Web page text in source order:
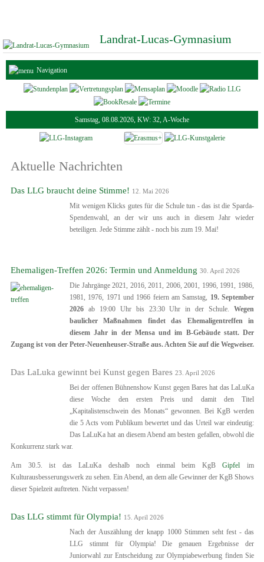
Landrat-Lucas-Gymnasium
Navigation
Samstag, 08.08.2026, KW: 32, A-Woche
Aktuelle Nachrichten
Das LLG braucht deine Stimme! 12. Mai 2026
Mit wenigen Klicks gutes für die Schule tun - das ist die Sparda-
Spendenwahl, an der wir uns auch in diesem Jahr wieder
beteiligen. Jede Stimme zählt - noch bis zum 19. Mai!
Ehemaligen-Treffen 2026: Termin und Anmeldung 30. April 2026
Die Jahrgänge 2021, 2016, 2011, 2006, 2001, 1996, 1991, 1986,
1981, 1976, 1971 und 1966 feiern am Samstag,
19. September
2026 ab 19:00 Uhr bis 23:30 Uhr in der Schule. Wegen
baulicher Maßnahmen findet das Ehemaligentreffen in
diesem Jahr in der Mensa und im B-Gebäude statt. Der
Zugang ist von der Peter-Neuenheuser-Straße aus. Achten Sie auf die Wegweiser.
Das LaLuka gewinnt bei Kunst gegen Bares 23. April 2026
Bei der offenen Bühnenshow Kunst gegen Bares hat das LaLuKa
diese Woche den ersten Preis und damit den Titel
„Kapitalistenschwein des Monats“ gewonnen. Bei KgB werden
die 5 Acts vom Publikum bewertet und das Urteil war eindeutig:
Das LaLuKa hat an diesem Abend am besten gefallen, obwohl die
Konkurrenz stark war.
Am 30.5. ist das LaLuKa deshalb noch einmal beim KgBGipfel im
Kulturausbesserungswerk zu sehen. Ein Abend, an dem alle Gewinner der KgB Shows
dieser Spielzeit auftreten. Nicht verpassen!
Das LLG stimmt für Olympia! 15. April 2026
Nach der Auszählung der knapp 1000 Stimmen seht fest - das
LLG stimmt für Olympia! Die genauen Ergebnisse der
Juniorwahl zur Entscheidung zur Olympiabewerbung finden Sie